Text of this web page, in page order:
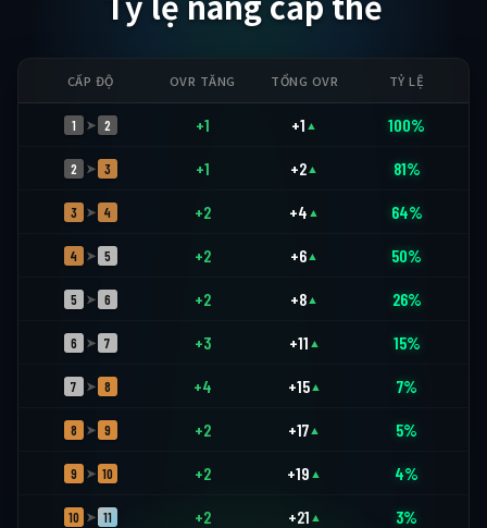
CẤP ĐỘ OVR TĂNG TỔNG OVR TỶ LỆ
1 ➤ 2 +1 +1 ▲ 100%
2 ➤ 3 +1 +2 ▲ 81%
3 ➤ 4 +2 +4 ▲ 64%
4 ➤ 5 +2 +6 ▲ 50%
5 ➤ 6 +2 +8 ▲ 26%
6 ➤ 7 +3 +11 ▲ 15%
7 ➤ 8 +4 +15▲ 7%
8 ➤ 9 +2 +17 ▲ 5%
9 ➤ 10 +2 +19 ▲ 4%
10 ➤ 11 +2 +21 ▲ 3%